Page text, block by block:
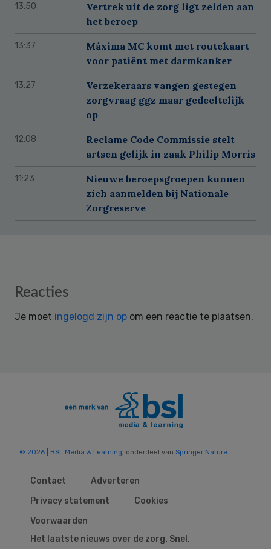
13:50
Vertrek uit de zorg ligt zelden aan
het beroep
13:37
Máxima MC komt met routekaart
voor patiënt met darmkanker
13:27
Verzekeraars vangen gestegen
zorgvraag ggz maar gedeeltelijk
op
12:08
Reclame Code Commissie stelt
artsen gelijk in zaak Philip Morris
11:23
Nieuwe beroepsgroepen kunnen
zich aanmelden bij Nationale
Zorgreserve
Reader
Reacties
Je moet ingelogd zijn op om een reactie te plaatsen.
© 2026 | BSL Media & Learning, onderdeel van Springer Nature
Contact
Adverteren
Privacy statement
Cookies
Voorwaarden
Het laatste nieuws over de zorg. Snel,